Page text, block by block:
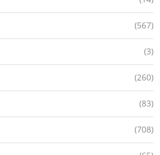
(567)
(3)
(260)
(83)
(708)